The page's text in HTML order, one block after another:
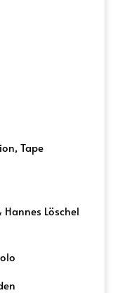
Tape
Löschel